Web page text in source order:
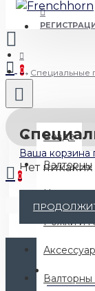
0
Везде
Валторны
Не
Рожки и
Ваша корзина
0
Ваша
Специальные
Нет